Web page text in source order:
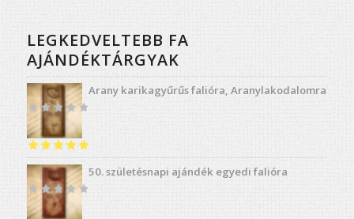
LEGKEDVELTEBB FA
AJÁNDÉKTÁRGYAK
Arany karikagyűrűs falióra, Aranylakodalomra
Értékelés:4.98
/ 5
50. születésnapi ajándék egyedi falióra